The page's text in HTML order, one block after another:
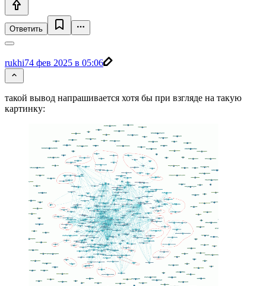
Ответить
rukhi74 фев 2025 в 05:06
такой вывод напрашивается хотя бы при взгляде на такую
картинку: